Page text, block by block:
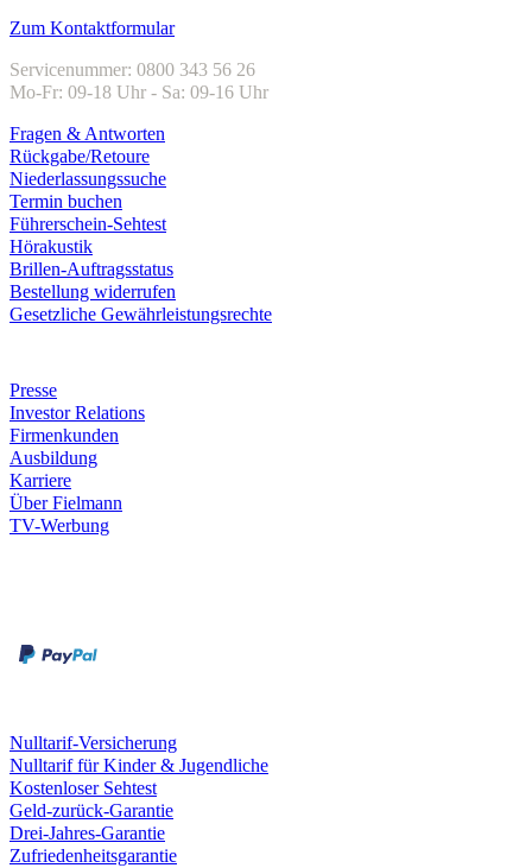
Zum Kontaktformular
Servicenummer: 0800 343 56 26
Mo-Fr: 09-18 Uhr - Sa: 09-16 Uhr
Fragen & Antworten
Rückgabe/Retoure
Niederlassungssuche
Termin buchen
Führerschein-Sehtest
Hörakustik
Brillen-Auftragsstatus
Bestellung widerrufen
Gesetzliche Gewährleistungsrechte
Presse
Investor Relations
Firmenkunden
Ausbildung
Karriere
Über Fielmann
TV-Werbung
Nulltarif-Versicherung
Nulltarif für Kinder & Jugendliche
Kostenloser Sehtest
Geld-zurück-Garantie
Drei-Jahres-Garantie
Zufriedenheitsgarantie